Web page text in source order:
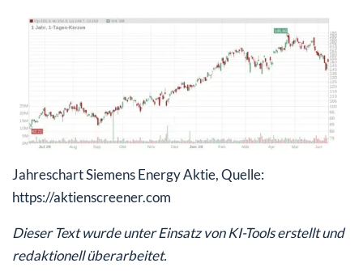
Jahreschart Siemens Energy Aktie, Quelle:
https://aktienscreener.com
Dieser Text wurde unter Einsatz von KI-Tools erstellt und
redaktionell überarbeitet.